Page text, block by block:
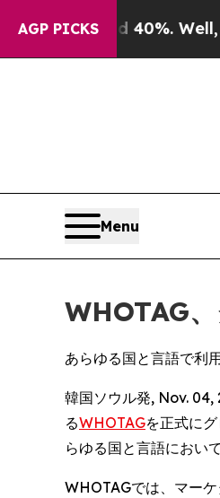
AGP PICKS
40%. Well, it Didn’t
Menu
WHOTAG
あらゆる国と言語で利
韓国ソウル発, Nov.
るWHOTAGを正式に
らゆる国と言語におい
WHOTAGでは、マー